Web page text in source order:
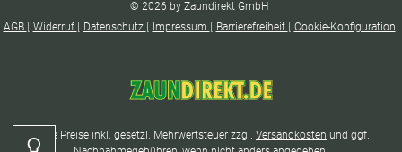
© 2026 by Zaundirekt GmbH
AGB
Widerruf Datenschutz Impressum Barrierefreiheit Cookie-Konfiguration
* Alle Preise inkl. gesetzl. Mehrwertsteuer zzgl. Versandkosten und ggf.
Kontrast